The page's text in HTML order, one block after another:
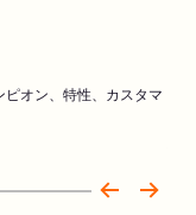
オン、特性、カスタマ